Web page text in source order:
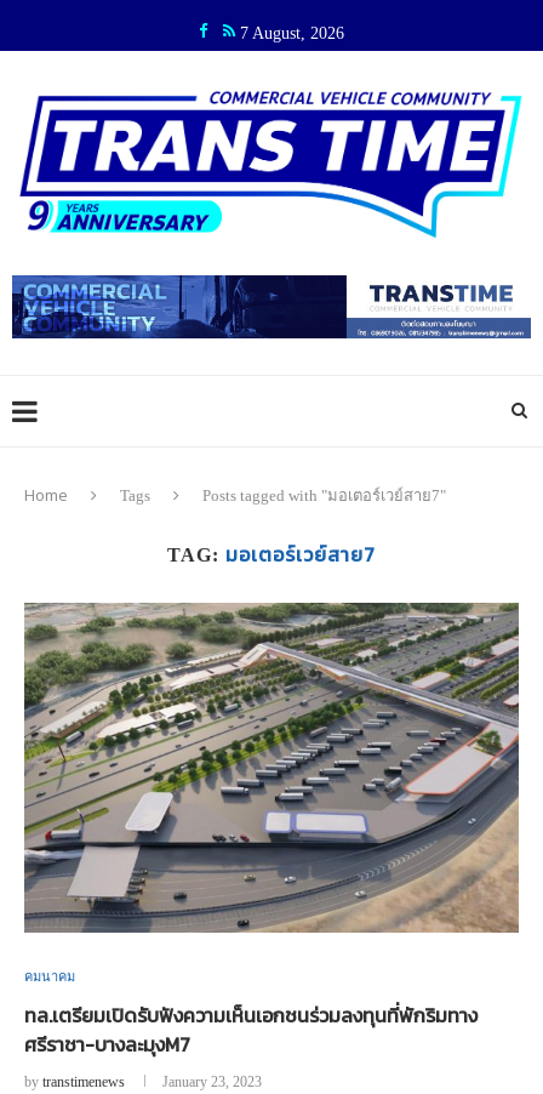
7 August, 2026
Home Tags Posts tagged with "มอเตอร์เวย์สาย7"
TAG: มอเตอร์เวย์สาย7
คมนาคม
ทล.เตรียมเปิดรับฟังความเห็นเอกชนร่วมลงทุนที่พักริมทาง
ศรีราชา-บางละมุงM7
by transtimenews January 23, 2023